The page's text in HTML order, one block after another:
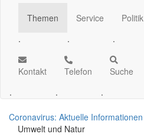
Themen
.
Service
.
Politik
.
Kontakt
.
Telefon
.
Suche
.
Coronavirus: Aktuelle Informationen
Umwelt und Natur